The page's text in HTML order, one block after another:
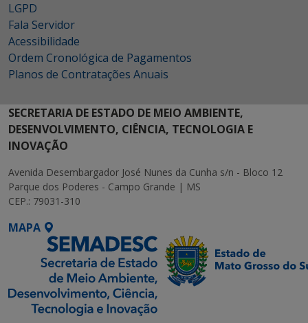
LGPD
Fala Servidor
Acessibilidade
Ordem Cronológica de Pagamentos
Planos de Contratações Anuais
SECRETARIA DE ESTADO DE MEIO AMBIENTE,
DESENVOLVIMENTO, CIÊNCIA, TECNOLOGIA E
INOVAÇÃO
Avenida Desembargador José Nunes da Cunha s/n - Bloco 12
Parque dos Poderes - Campo Grande | MS
CEP.: 79031-310
MAPA